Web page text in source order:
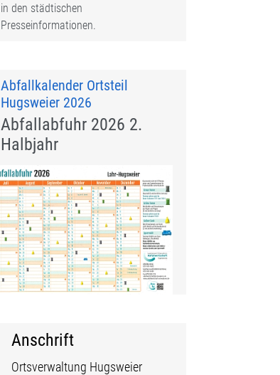
in den städtischen
Presseinformationen.
Abfallkalender Ortsteil
Hugsweier 2026
Abfallabfuhr 2026 2.
Halbjahr
Anschrift
Ortsverwaltung Hugsweier